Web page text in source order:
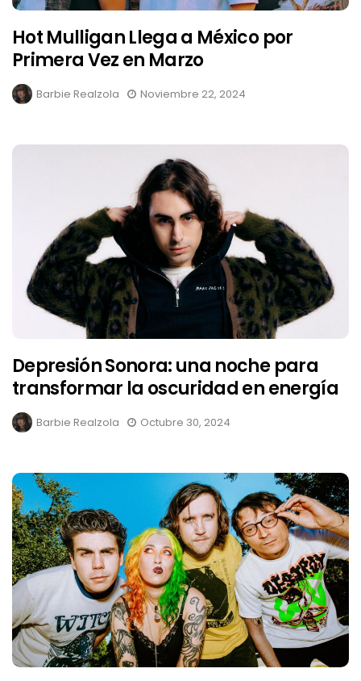
Hot Mulligan Llega a México por
Primera Vez en Marzo
Barbie Realzola Noviembre 22, 2024
Depresión Sonora: una noche para
transformar la oscuridad en energía
Barbie Realzola Octubre 30, 2024